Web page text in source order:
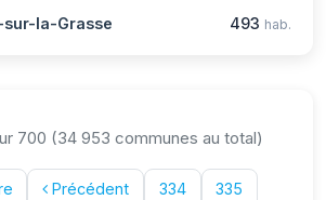
sur-la-Grasse 493 hab.
700 (34 953 communes au total)
Précédent 334 335